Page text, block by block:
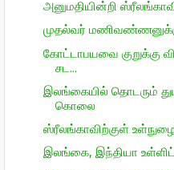
அனுமதியின்றி
முதல்வர் மணிவண்ணனுக்கு
கோட்டாபயவை குறுக்கு
சட...
இலங்கையில் தொடரும்
கொலை
ஸ்ரீலங்காவிற்குள்
இலங்கை, இந்தியா